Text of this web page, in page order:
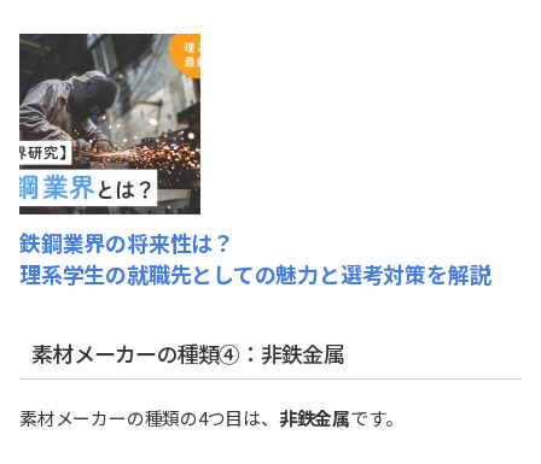
鉄鋼業界の将来性は？
理系学生の就職先としての魅力と選考対策を解説
素材メーカーの種類④：非鉄金属
素材メーカーの種類の4つ目は、 非鉄金属です。